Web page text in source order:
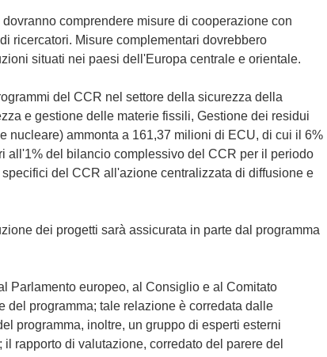
comprendere misure di cooperazione con
ricercatori. Misure complementari dovrebbero
situati nei paesi dell'Europa centrale e orientale.
del CCR nel settore della sicurezza della
e gestione delle materie fissili, Gestione dei residui
nucleare) ammonta a 161,37 milioni di ECU, di cui il 6%
all'1% del bilancio complessivo del CCR per il periodo
del CCR all'azione centralizzata di diffusione e
dei progetti sarà assicurata in parte dal programma
Parlamento europeo, al Consiglio e al Comitato
programma; tale relazione è corredata dalle
programma, inoltre, un gruppo di esperti esterni
rapporto di valutazione, corredato del parere del